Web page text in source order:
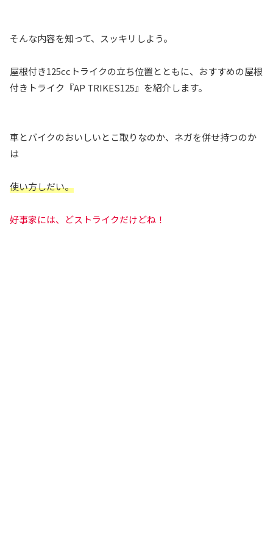
そんな内容を知って、スッキリしよう。
屋根付き125ccトライクの立ち位置とともに、おすすめの屋根
付きトライク『AP TRIKES125』を紹介します。
車とバイクのおいしいとこ取りなのか、ネガを併せ持つのか
は
使い方しだい。
好事家には、どストライクだけどね！